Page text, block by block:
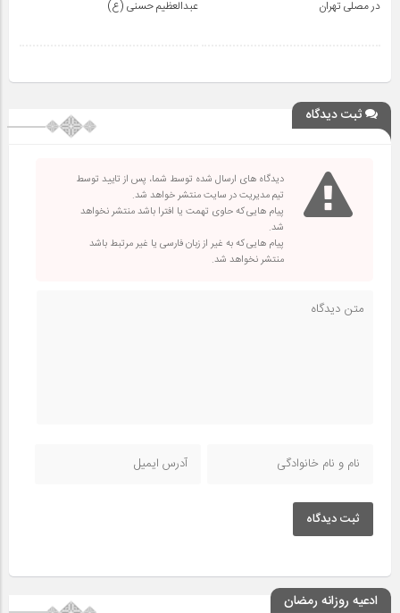
در مصلی تهران عبدالعظیم حسنی (ع)
ثبت دیدگاه
دیدگاه های ارسال شده توسط شما، پس از تایید توسط
تیم مدیریت در سایت منتشر خواهد شد.
پیام هایی که حاوی تهمت یا افترا باشد منتشر نخواهد
شد.
پیام هایی که به غیر از زبان فارسی یا غیر مرتبط باشد
منتشر نخواهد شد.
ثبت دیدگاه
ادعیه روزانه رمضان